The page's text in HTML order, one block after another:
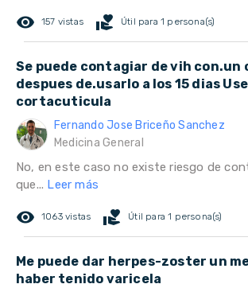
remove_red_eye 157 vistas volunteer_activism Útil para 1 persona(s)
Se puede contagiar de vih
despues de.usarlo a los 15 dias
cortacuticula
Fernando Jose Briceño Sanchez
Medicina General
No, en este caso no existe riesgo de
que... Leer más
remove_red_eye 1063 vistas volunteer_activism Útil para 1 persona(s)
Me puede dar herpes-zoster un
haber tenido varicela